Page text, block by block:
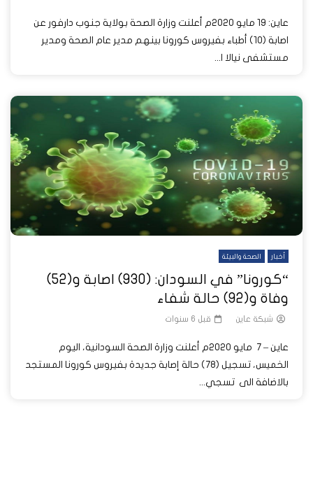
عاين: 19 مايو 2020م أعلنت وزارة الصحة بولاية جنوب دارفور عن
اصابة (10) أطباء بفيروس كورونا بينهم مدير عام الصحة ومدير
مستشفى نيالا ا...
أخبار الصحة والبيئة
“كورونا” في السودان: (930) اصابة و(52)
وفاة و(92) حالة شفاء
شبكة عاين قبل 6 سنوات
عاين – 7 مايو 2020م أعلنت وزارة الصحة السودانية، اليوم
الخميس، تسجيل (78) حالة إصابة جديدة بفيروس كورونا المستجد
بالاضافة الى تسجي...